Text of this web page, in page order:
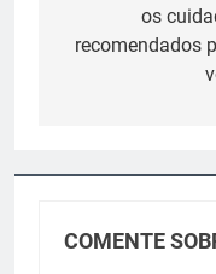
os
recomendados
COMENTE